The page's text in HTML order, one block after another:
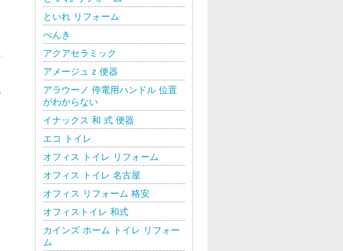
といれ リフォーム
べんき
アクアセラミック
アメージュ z 便器
アラウーノ 停電用ハンドル 位置
がわからない
イナックス 和 式 便器
エコ トイレ
オフィス トイレ リフォーム
オフィス トイレ 名古屋
オフィス リフォーム 格安
オフィストイレ 和式
カインズ ホーム トイレ リフォー
ム